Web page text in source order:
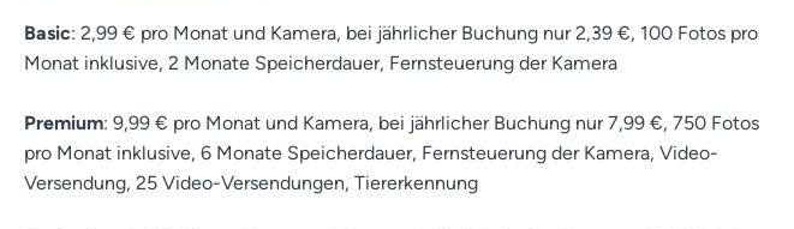
Basic: 2,99 € pro Monat und Kamera, bei jährlicher Buchung nur 2,39 €, 100 Fotos pro
Monat inklusive, 2 Monate Speicherdauer, Fernsteuerung der Kamera
Premium: 9,99 € pro Monat und Kamera, bei jährlicher Buchung nur 7,99 €, 750 Fotos
pro Monat inklusive, 6 Monate Speicherdauer, Fernsteuerung der Kamera, Video-
Versendung, 25 Video-Versendungen, Tiererkennung